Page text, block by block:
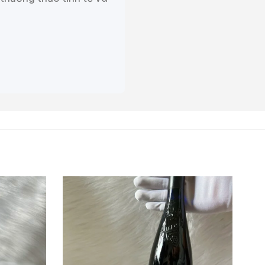
lịch sử năm 1855.
lập một trường dạy
Tour Blanche cũng đã